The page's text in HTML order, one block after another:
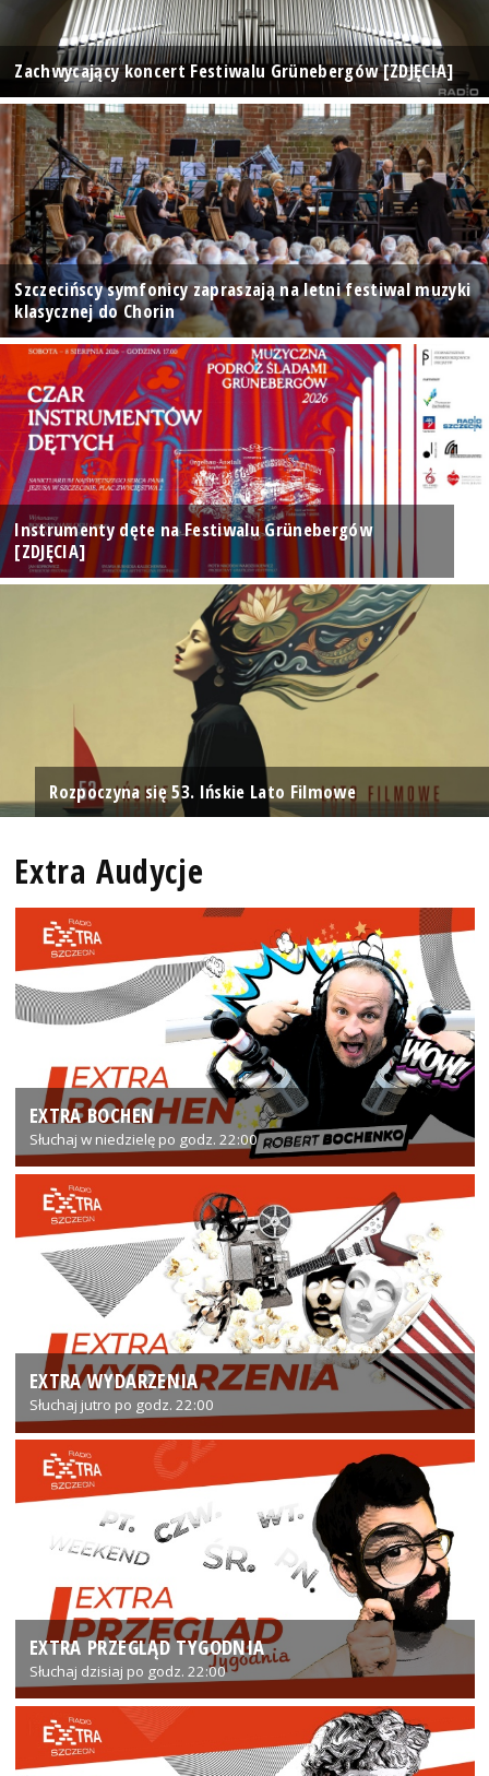
Zachwycający koncert Festiwalu Grünebergów [ZDJĘCIA]
Szczecińscy symfonicy zapraszają na letni festiwal muzyki
klasycznej do Chorin
Instrumenty dęte na Festiwalu Grünebergów
[ZDJĘCIA]
Rozpoczyna się 53. Ińskie Lato Filmowe
Extra Audycje
EXTRA BOCHEN
Słuchaj w niedzielę po godz. 22:00
EXTRA WYDARZENIA
Słuchaj jutro po godz. 22:00
EXTRA PRZEGLĄD TYGODNIA
Słuchaj dzisiaj po godz. 22:00